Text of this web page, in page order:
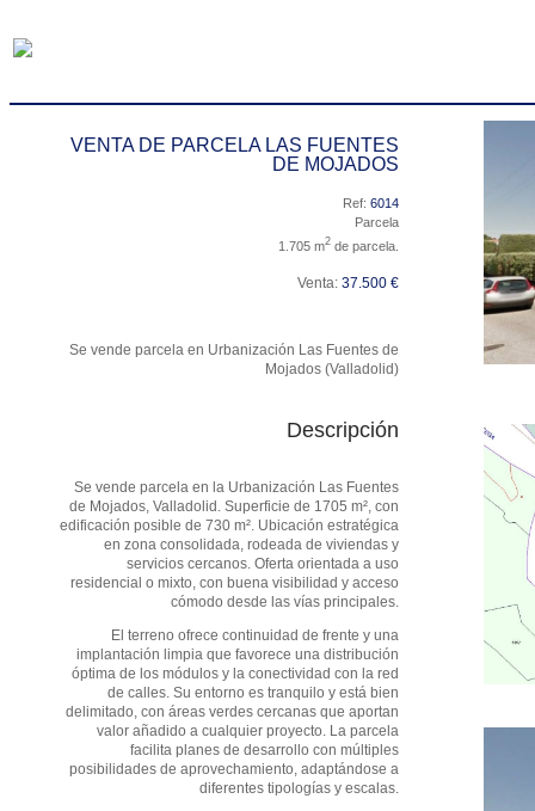
VENTA DE PARCELA LAS FUENTES
DE MOJADOS
Ref: 6014
Parcela
1.705 m2 de parcela.
Venta: 37.500 €
Se vende parcela en Urbanización Las Fuentes de
Mojados (Valladolid)
Descripción
Se vende parcela en la Urbanización Las Fuentes
de Mojados, Valladolid. Superficie de 1705 m², con
edificación posible de 730 m². Ubicación estratégica
en zona consolidada, rodeada de viviendas y
servicios cercanos. Oferta orientada a uso
residencial o mixto, con buena visibilidad y acceso
cómodo desde las vías principales.
El terreno ofrece continuidad de frente y una
implantación limpia que favorece una distribución
óptima de los módulos y la conectividad con la red
de calles. Su entorno es tranquilo y está bien
delimitado, con áreas verdes cercanas que aportan
valor añadido a cualquier proyecto. La parcela
facilita planes de desarrollo con múltiples
posibilidades de aprovechamiento, adaptándose a
diferentes tipologías y escalas.